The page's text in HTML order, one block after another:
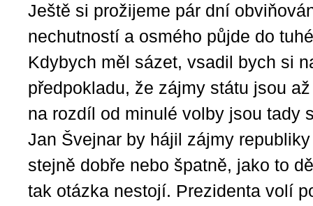
Ještě si prožijeme pár dní
nechutností a osmého půjde do
Kdybych měl sázet, vsadil bych si
předpokladu, že zájmy státu jsou
na rozdíl od minulé volby jsou tady
Jan Švejnar by hájil zájmy
stejně dobře nebo špatně, jako to
tak otázka nestojí. Prezidenta volí